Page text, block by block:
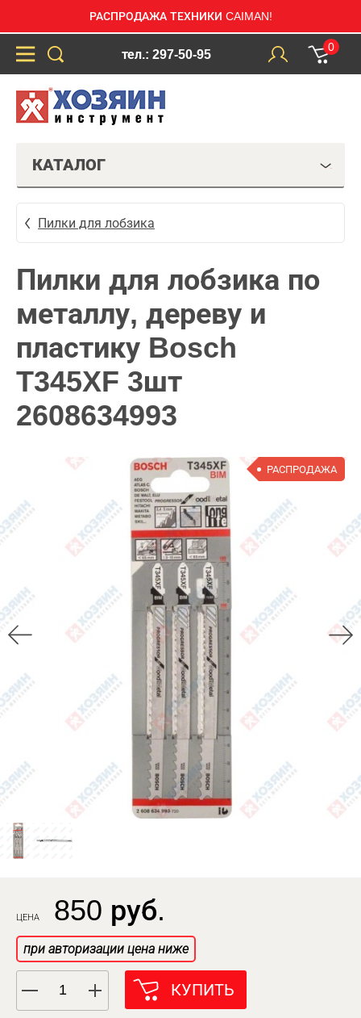
РАСПРОДАЖА ТЕХНИКИ CAIMAN!
тел.: 297-50-95
0
КАТАЛОГ
Пилки для лобзика
Пилки для лобзика по
металлу, дереву и
пластику Bosch
T345XF 3шт
2608634993
РАСПРОДАЖА
ЦЕНА 850 руб.
при авторизации цена ниже
КУПИТЬ